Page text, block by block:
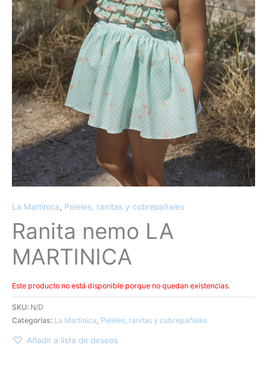
La Martinica, Peleles, ranitas y cubrepañales
Ranita nemo LA
MARTINICA
Este producto no está disponible porque no quedan existencias.
SKU: N/D
Categorías: La Martinica Peleles, ranitas y cubrepañales
Añadir a lista de deseos